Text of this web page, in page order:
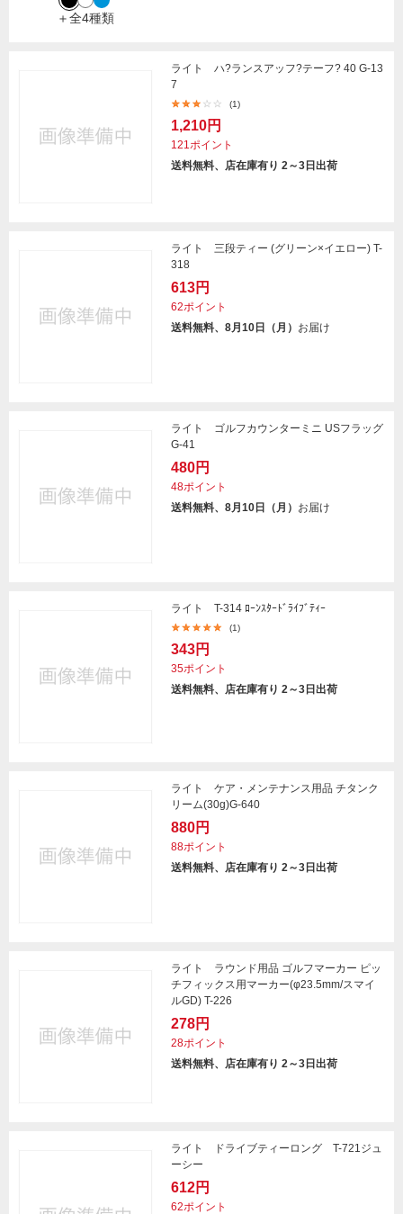
＋全4種類
ライト ハ?ランスアッフ?テーフ? 40 G-13
7
(1)
1,210円
121ポイント
送料無料、店在庫有り 2～3日出荷
ライト 三段ティー (グリーン×イエロー) T-
318
613円
62ポイント
送料無料、8月10日（月） お届け
ライト ゴルフカウンターミニ USフラッグ
G-41
480円
48ポイント
送料無料、8月10日（月） お届け
ライト T-314 ﾛｰﾝｽﾀｰﾄﾞﾗｲﾌﾞﾃｨｰ
(1)
343円
35ポイント
送料無料、店在庫有り 2～3日出荷
ライト ケア・メンテナンス用品 チタンク
リーム(30g)G-640
880円
88ポイント
送料無料、店在庫有り 2～3日出荷
ライト ラウンド用品 ゴルフマーカー ピッ
チフィックス用マーカー(φ23.5mm/スマイ
ルGD) T-226
278円
28ポイント
送料無料、店在庫有り 2～3日出荷
ライト ドライブティーロング T-721ジュ
ーシー
612円
62ポイント